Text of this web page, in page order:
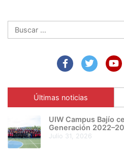
Buscar:
Últimas noticias
UIW Campus Bajío
Generación
julio 31, 2026